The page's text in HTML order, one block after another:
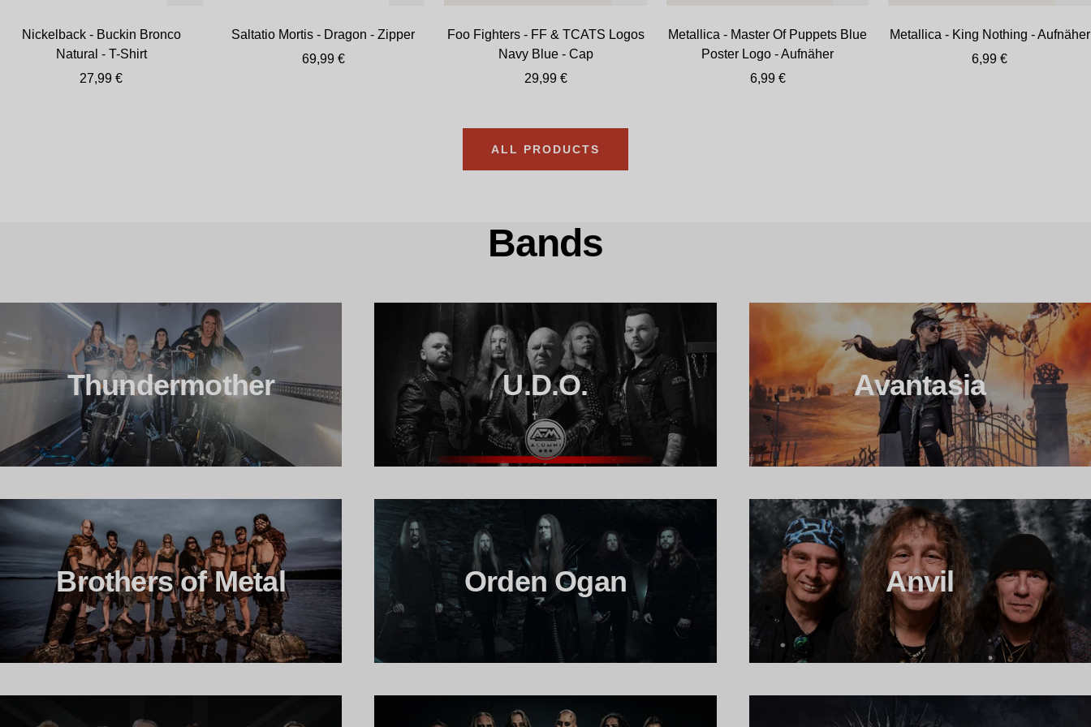
Nickelback - Buckin Bronco
Natural - T-Shirt
Angebotspreis
27,99 €
Saltatio Mortis - Dragon - Zipper
Angebotspreis
69,99 €
Warenkorb
Foo Fighters - FF & TCATS Logos
Navy Blue - Cap
Angebotspreis
29,99 €
Warenkorb
Metallica - Master Of Puppets Blue
Poster Logo - Aufnäher
Angebotspreis
6,99 €
Metallica - King Nothing - Aufnäher
Angebotspreis
6,99 €
ALL PRODUCTS
Bands
Thundermother U.D.O. Avantasia
Brothers of Metal Orden Ogan Anvil